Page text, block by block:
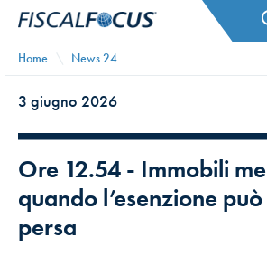
Home News 24
3 giugno 2026
Ore 12.54 - Immobili
quando l’esenzione
persa